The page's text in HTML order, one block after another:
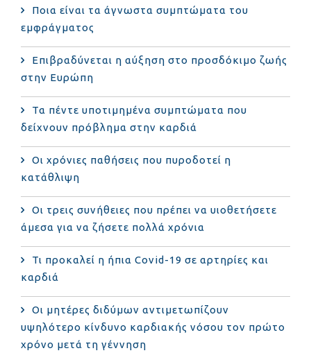
Ποια είναι τα άγνωστα συμπτώματα του
εμφράγματος
Επιβραδύνεται η αύξηση στο προσδόκιμο ζωής
στην Ευρώπη
Τα πέντε υποτιμημένα συμπτώματα που
δείχνουν πρόβλημα στην καρδιά
Οι χρόνιες παθήσεις που πυροδοτεί η
κατάθλιψη
Οι τρεις συνήθειες που πρέπει να υιοθετήσετε
άμεσα για να ζήσετε πολλά χρόνια
Τι προκαλεί η ήπια Covid-19 σε αρτηρίες και
καρδιά
Οι μητέρες διδύμων αντιμετωπίζουν
υψηλότερο κίνδυνο καρδιακής νόσου τον πρώτο
χρόνο μετά τη γέννηση